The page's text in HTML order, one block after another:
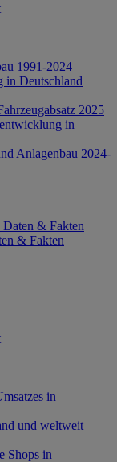
1991-2024
in Deutschland
2025
in
Anlagenbau 2024-
& Fakten
& Fakten
in
und weltweit
Shops in